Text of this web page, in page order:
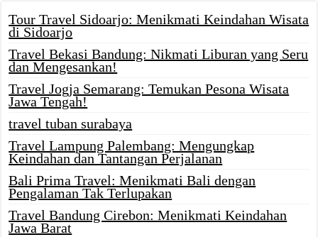
Tour Travel Sidoarjo: Menikmati Keindahan Wisata
di Sidoarjo
Travel Bekasi Bandung: Nikmati Liburan yang Seru
dan Mengesankan!
Travel Jogja Semarang: Temukan Pesona Wisata
Jawa Tengah!
travel tuban surabaya
Travel Lampung Palembang: Mengungkap
Keindahan dan Tantangan Perjalanan
Bali Prima Travel: Menikmati Bali dengan
Pengalaman Tak Terlupakan
Travel Bandung Cirebon: Menikmati Keindahan
Jawa Barat